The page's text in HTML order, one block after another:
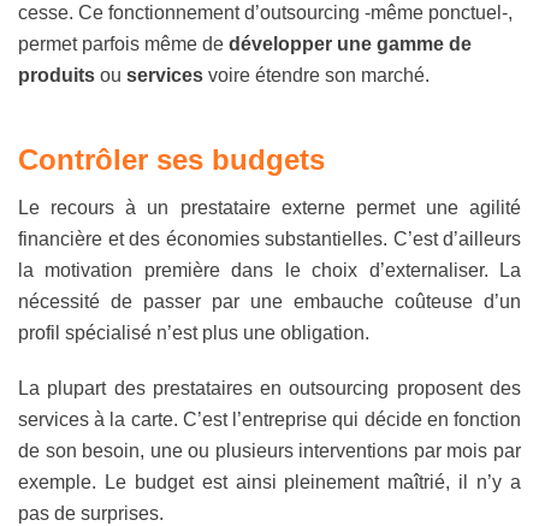
cesse. Ce fonctionnement d’outsourcing -même ponctuel-,
permet parfois même de développer une gamme de
produits ou services voire étendre son marché.
Contrôler ses budgets
Le recours à un prestataire externe permet une agilité
financière et des économies substantielles. C’est d’ailleurs
la motivation première dans le choix d’externaliser. La
nécessité de passer par une embauche coûteuse d’un
profil spécialisé n’est plus une obligation.
La plupart des prestataires en outsourcing proposent des
services à la carte. C’est l’entreprise qui décide en fonction
de son besoin, une ou plusieurs interventions par mois par
exemple. Le budget est ainsi pleinement maîtrié, il n’y a
pas de surprises.